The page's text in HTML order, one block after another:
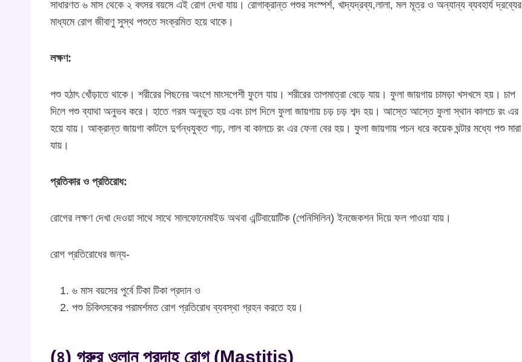
সাধারণত ৬ মাস থেকে ২ বৎসর বয়সে এই রোগ দেখা যায়। রোগাক্রান্ত পশুর সংস্পর্শ, খাদ্যদ্রব্য,লালা, মল মূত্র ও অন্যান্য ব্যবহার্য দ্রব্যের
মাধ্যমে রোগ জীবাণু সুস্থ পশুতে সংক্রমিত হয়ে থাকে।
লক্ষণ:
পশু হঠাৎ খোঁড়াতে থাকে। শরীরের পিছনের অংশে মাংসপেশী ফুলে যায়। শরীরের তাপমাত্রা বেড়ে যায়। ফুলা জায়গায় চামড়া খসখসে হয়। চাপ
দিলে পশু ব্যাথা অনুভব করে। হাতে গরম অনুভূত হয় এবং চাপ দিলে ফুলা জায়গায় চড় চড় শব্দ হয়। আস্তে আস্তে ফুলা স্থান কালচে রং এর
হয়ে যায়। আক্রান্ত জায়গা কাটলে দুর্গন্ধযুক্ত গাঢ়, লাল বা কালচে রং এর ফেনা বের হয়। ফুলা জায়গায় পচন ধরে কয়েক ঘন্টার মধ্যে পশু মারা
যায়।
প্রতিকার ও প্রতিরোধ:
রোগের লক্ষণ দেখা দেওয়া সাথে সাথে সালফোনেমাইড অথবা এন্টিবায়ােটিক (পেনিসিলিন) ইনজেকশন দিয়ে ফল পাওয়া যায়।
রোগ প্রতিরোধের জন্য-
৬ মাস বয়সের পুর্বে টিকা টিকা প্রদান ও
পশু চিকিৎসকের পরামর্শমত রোগ প্রতিরোধ ব্যবস্থা গ্রহন করতে হয়।
(৪) গরুর ওলান প্রদাহ রোগ (Mastitis)